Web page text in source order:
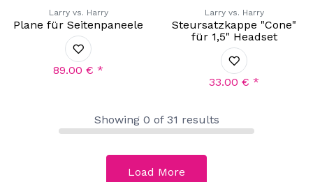
Larry vs. Harry
Plane für Seitenpaneele
89.00 € *
Larry vs. Harry
Steursatzkappe "Cone"
für 1,5" Headset
33.00 € *
Showing 0 of 31 results
Load More